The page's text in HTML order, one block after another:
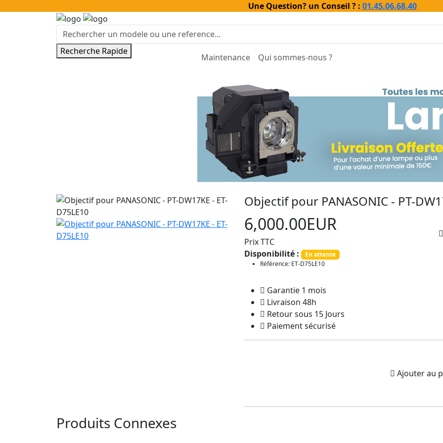
Une Question? un Conseil ? : 01.45.06.68.40
Recherche Rapide
Maintenance Qui sommes-nous ?
Objectif pour PANASONIC - PT-
6,000.00EUR
Prix TTC
Disponibilité :
En attente
Référence: ET-D75LE10
Garantie 1 mois
Livraison 48h
Retour sous 15 Jours
Paiement sécurisé
Ajouter au
Produits Connexes